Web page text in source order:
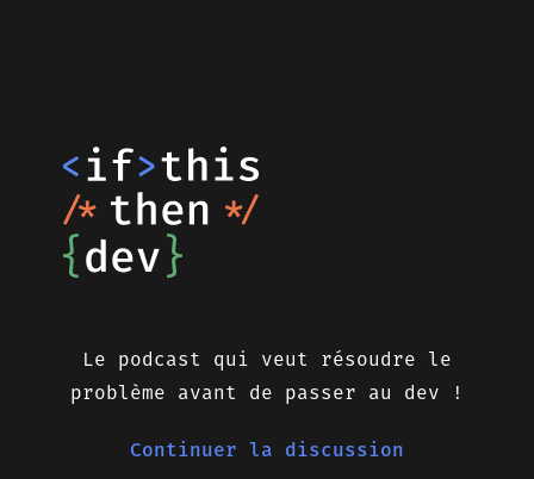
Le podcast qui veut résoudre le
problème avant de passer au dev !
Continuer la discussion